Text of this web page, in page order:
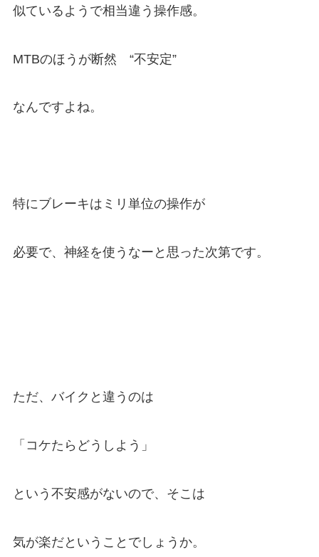
似ているようで相当違う操作感。
MTBのほうが断然 “不安定”
なんですよね。
特にブレーキはミリ単位の操作が
必要で、神経を使うなーと思った次第です。
ただ、バイクと違うのは
「コケたらどうしよう」
という不安感がないので、そこは
気が楽だということでしょうか。